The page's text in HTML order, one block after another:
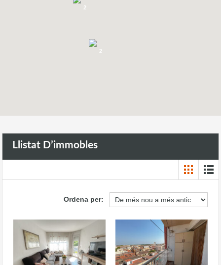
2
2
Llistat D’immobles
Ordena per: